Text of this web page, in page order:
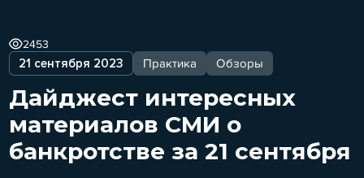
21 сентября 2023 Практика Обзоры
2453
Дайджест интересных
материалов СМИ о
банкротстве за 21 сентября